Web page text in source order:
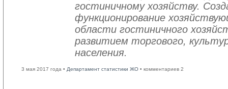
гостиничному хозяйству.
функционирование
области гостиничного
развитием торгового,
населения.
3 мая 2017 года • Департамент статистики ЖО • комментариев 2